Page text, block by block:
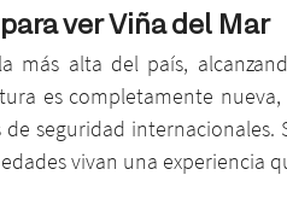
ver Viña del Mar
más alta del país,
es completamente
de seguridad
vivan una experiencia